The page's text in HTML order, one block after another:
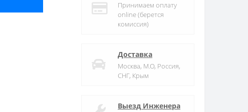
Принимаем оплату
online (берется
комиссия)
Доставка
Москва, М.О, Россия,
СНГ, Крым
Выезд Инженера